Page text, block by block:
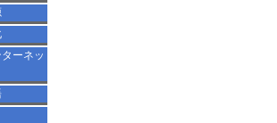
ーネッ